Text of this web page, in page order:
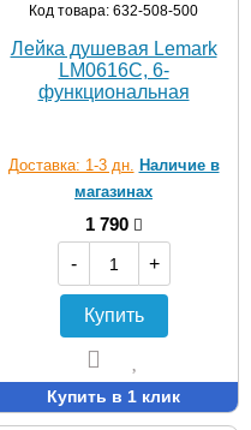
Код товара: 632-508-500
Лейка душевая Lemark
LM0616C, 6-
функциональная
Доставка: 1-3 дн. Наличие в
магазинах
1 790
-
+
Купить
Купить в 1 клик